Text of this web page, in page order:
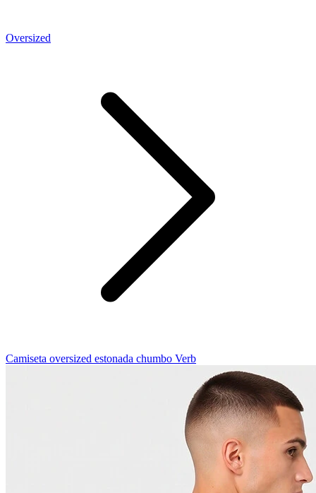
Oversized
Camiseta oversized estonada chumbo Verb